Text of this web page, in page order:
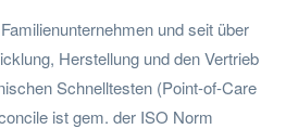
und seit über
Herstellung und den Vertrieb
Schnelltesten (Point-of-Care
ist gem. der ISO Norm